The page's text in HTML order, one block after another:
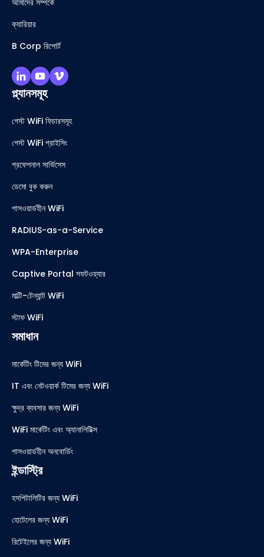
আমাদের সম্পর্কে
ক্যারিয়ার
B Corp রিপোর্ট
প্ল্যানসমূহ
গেস্ট WiFi ফিচারসমূহ
গেস্ট WiFi প্রাইসিং
প্রফেশনাল সার্ভিসেস
ডেমো বুক করুন
পাসওয়ার্ডহীন WiFi
RADIUS-as-a-Service
WPA-Enterprise
Captive Portal সফটওয়্যার
মাল্টি-টেন্যান্ট WiFi
স্টাফ WiFi
সমাধান
মার্কেটিং টিমের জন্য WiFi
IT এবং নেটওয়ার্ক টিমের জন্য WiFi
ক্ষুদ্র ব্যবসার জন্য WiFi
WiFi মার্কেটিং এবং অ্যানালিটিক্স
পাসওয়ার্ডহীন অনবোর্ডিং
ইন্ডাস্ট্রি
হসপিটালিটির জন্য WiFi
হোটেলের জন্য WiFi
রিটেইলের জন্য WiFi